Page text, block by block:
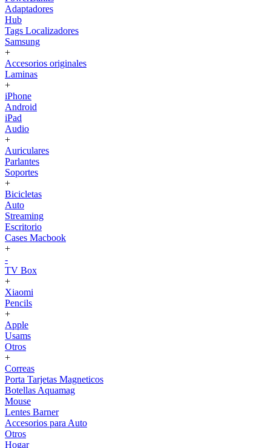
Adaptadores
Hub
Tags Localizadores
Samsung
+
Accesorios originales
Laminas
+
iPhone
Android
iPad
Audio
+
Auriculares
Parlantes
Soportes
+
Bicicletas
Auto
Streaming
Escritorio
Cases Macbook
+
-
TV Box
+
Xiaomi
Pencils
+
Apple
Usams
Otros
+
Correas
Porta Tarjetas Magneticos
Botellas Aquamag
Mouse
Lentes Barner
Accesorios para Auto
Otros
Hogar